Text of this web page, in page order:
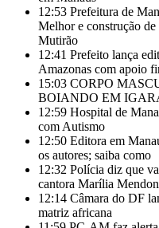
12:53 Prefeitura de
Melhor e construção
Mutirão
12:41 Prefeito lança
Amazonas com apoio
15:03 CORPO
BOIANDO EM
12:59 Hospital de
com Autismo
12:50 Editora em
os autores; saiba como
12:32 Polícia diz que
cantora Marília
12:14 Câmara do DF
matriz africana